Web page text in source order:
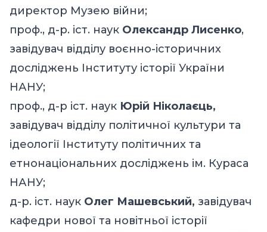
директор Музею війни;
проф., д-р. іст. наук Олександр Лисенко,
завідувач відділу воєнно-історичних
досліджень Інституту історії України
НАНУ;
проф., д-р іст. наук Юрій Ніколаєць,
завідувач відділу політичної культури та
ідеології Інституту політичних та
етнонаціональних досліджень ім. Кураса
НАНУ;
д-р. іст. наук Олег Машевський, завідувач
кафедри нової та новітньої історії